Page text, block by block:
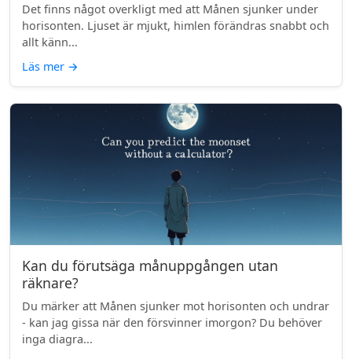
Det finns något overkligt med att Månen sjunker under
horisonten. Ljuset är mjukt, himlen förändras snabbt och
allt känn...
Läs mer →
Kan du förutsäga månuppgången utan
räknare?
Du märker att Månen sjunker mot horisonten och undrar
- kan jag gissa när den försvinner imorgon? Du behöver
inga diagra...